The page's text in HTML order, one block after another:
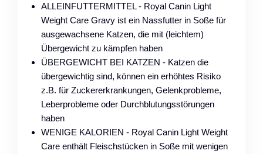
ALLEINFUTTERMITTEL - Royal Canin Light
Weight Care Gravy ist ein Nassfutter in Soße für
ausgewachsene Katzen, die mit (leichtem)
Übergewicht zu kämpfen haben
ÜBERGEWICHT BEI KATZEN - Katzen die
übergewichtig sind, können ein erhöhtes Risiko
z.B. für Zuckererkrankungen, Gelenkprobleme,
Leberprobleme oder Durchblutungsstörungen
haben
WENIGE KALORIEN - Royal Canin Light Weight
Care enthält Fleischstücken in Soße mit wenigen